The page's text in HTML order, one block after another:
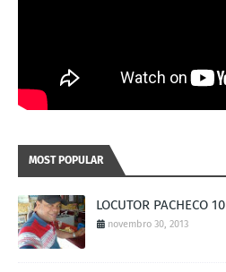
MOST POPULAR
LOCUTOR PACHECO 10
novembro 30, 2013